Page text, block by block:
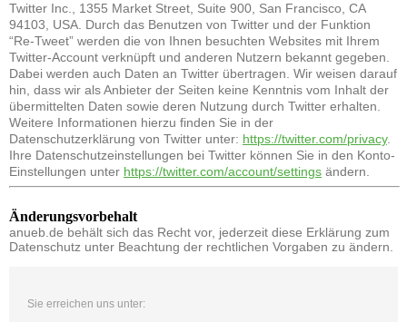
Twitter Inc., 1355 Market Street, Suite 900, San Francisco, CA
94103, USA. Durch das Benutzen von Twitter und der Funktion
“Re-Tweet” werden die von Ihnen besuchten Websites mit Ihrem
Twitter-Account verknüpft und anderen Nutzern bekannt gegeben.
Dabei werden auch Daten an Twitter übertragen. Wir weisen darauf
hin, dass wir als Anbieter der Seiten keine Kenntnis vom Inhalt der
übermittelten Daten sowie deren Nutzung durch Twitter erhalten.
Weitere Informationen hierzu finden Sie in der
Datenschutzerklärung von Twitter unter: https://twitter.com/privacy.
Ihre Datenschutzeinstellungen bei Twitter können Sie in den Konto-
Einstellungen unter https://twitter.com/account/settings ändern.
Änderungsvorbehalt
anueb.de behält sich das Recht vor, jederzeit diese Erklärung zum
Datenschutz unter Beachtung der rechtlichen Vorgaben zu ändern.
Sie erreichen uns unter: